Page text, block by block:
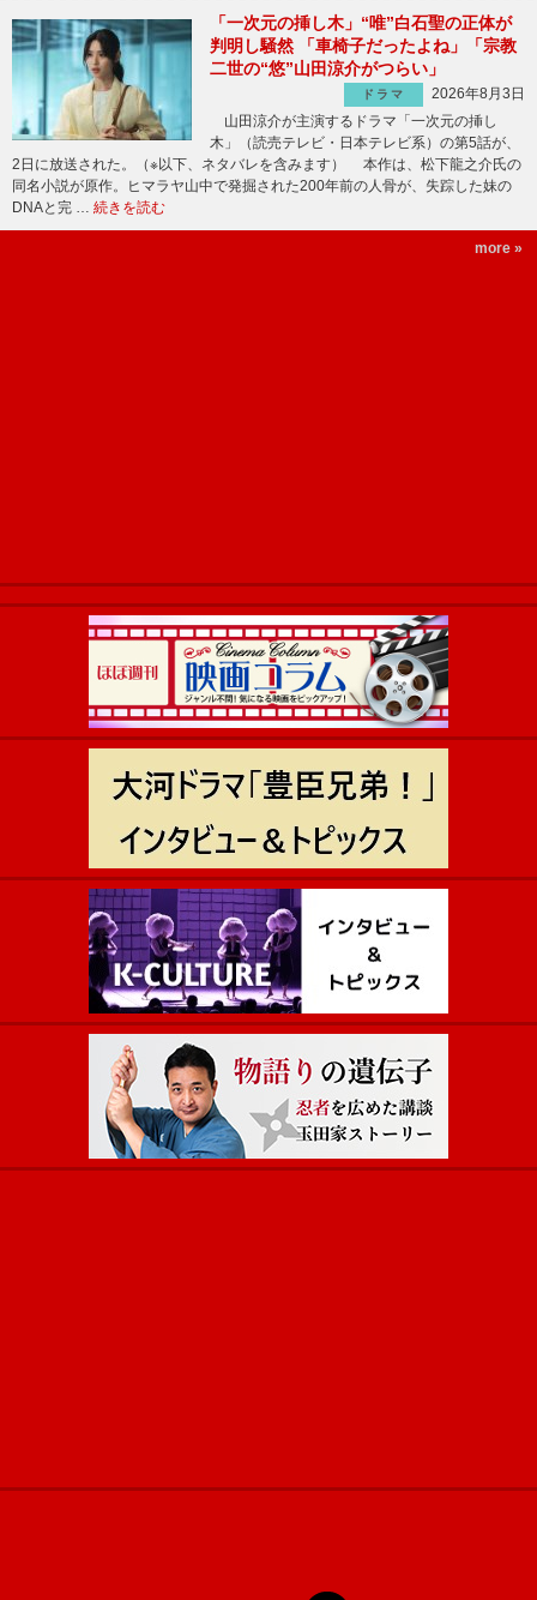
「一次元の挿し木」“唯”白石聖の正体が
判明し騒然 「車椅子だったよね」「宗教
二世の“悠”山田涼介がつらい」
ドラマ
2026年8月3日
山田涼介が主演するドラマ「一次元の挿し
木」（読売テレビ・日本テレビ系）の第5話が、
2日に放送された。（※以下、ネタバレを含みます） 本作は、松下龍之介氏の
同名小説が原作。ヒマラヤ山中で発掘された200年前の人骨が、失踪した妹の
DNAと完 … 続きを読む
more »